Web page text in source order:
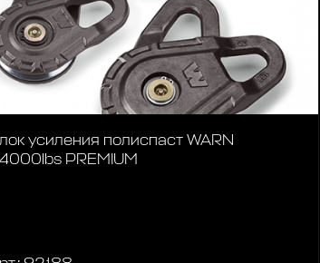
усиления полиспаст WARN
PREMIUM